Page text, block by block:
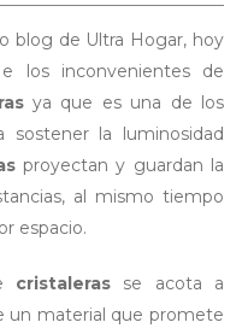
blog de Ultra Hogar, hoy
los inconvenientes de
ya que es una de los
sostener la luminosidad
proyectan y guardan la
al mismo tiempo
espacio.
cristaleras se acota a
un material que promete